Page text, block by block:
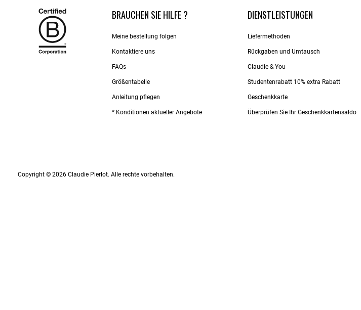
BRAUCHEN SIE HILFE ?
Meine bestellung folgen
Kontaktiere uns​
FAQs
Größentabelle
Anleitung pflegen
* Konditionen aktueller Angebote
DIENSTLEISTUNGEN
Liefermethoden
Rückgaben und Umtausch
Claudie & You
Studentenrabatt 10% extra Rabatt
Geschenkkarte
Überprüfen Sie Ihr Geschenkkartensaldo
Copyright © 2026 Claudie Pierlot. Alle rechte vorbehalten.